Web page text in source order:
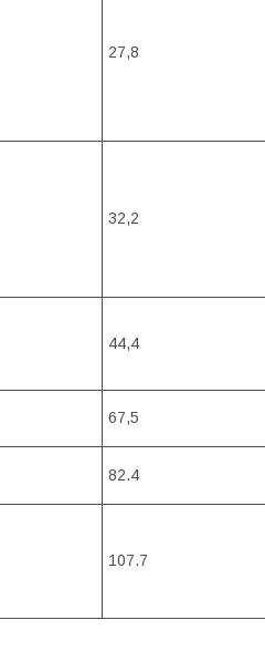
27,8
32,2
44,4
67,5
82.4
107.7